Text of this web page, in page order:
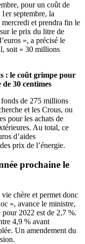
pour un coût de
septembre, la
mercredi et prendra fin le
le prix du litre de
», a précisé le
soit « 30 millions
: le coût grimpe pour
30 centimes
fonds de 275 millions
et les Crous, ou
pour les achats de
Au total, ce
d’aides
prix de l’énergie.
prochaine le
chère et permet donc
», avance le ministre,
2022 est de 2,7 %.
4,9 % avant
Un amendement du